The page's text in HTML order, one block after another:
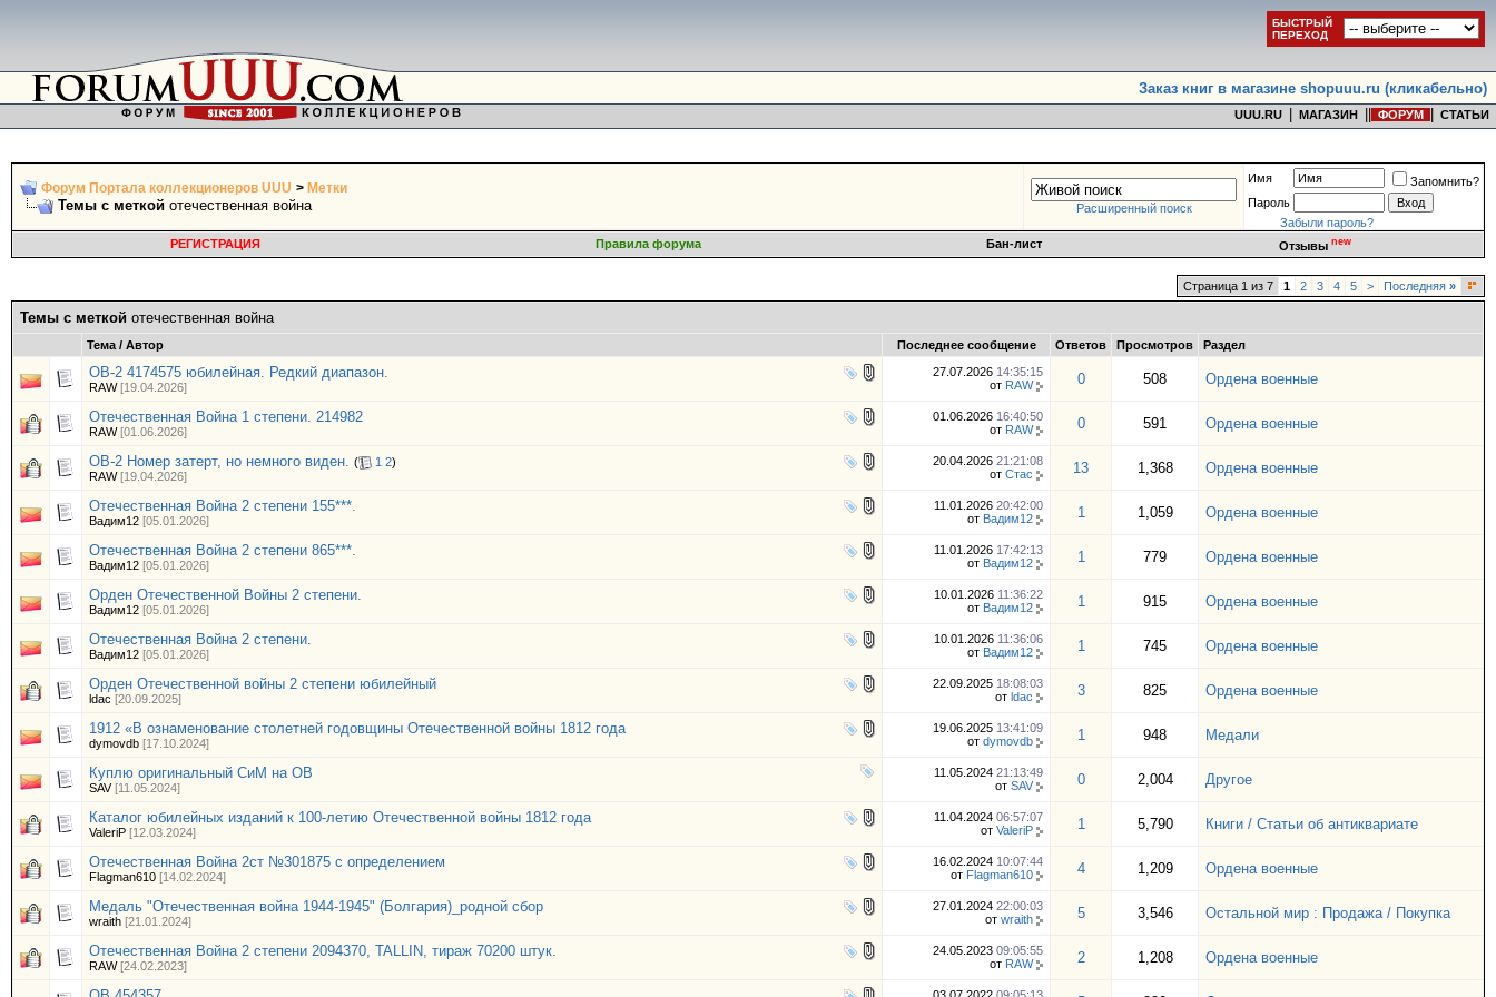
БЫСТРЫЙ
ПЕРЕХОД
Заказ книг в магазине shopuuu.ru (кликабельно)
UUU.RU МАГАЗИН ФОРУМ СТАТЬИ
Форум Портала коллекционеров UUU > Метки
Темы с меткой отечественная война Расширенный поиск
Имя
Запомнить?
Пароль
Забыли пароль?
РЕГИСТРАЦИЯ
Правила форума Бан-лист Отзывы new
Страница 1 из 7 1 2 3 4 5 > Последняя »
Темы с меткой отечественная война
Тема / Автор Последнее сообщение Ответов Просмотров Раздел
ОВ-2 4174575 юбилейная. Редкий диапазон.
RAW [19.04.2026]
27.07.2026 14:35:15
от RAW 0 508 Ордена военные
Отечественная Война 1 степени. 214982
RAW [01.06.2026]
01.06.2026 16:40:50
от RAW 0 591 Ордена военные
ОВ-2 Номер затерт, но немного виден. ( 1 2)
RAW [19.04.2026]
20.04.2026 21:21:08
от Стас 13 1,368 Ордена военные
Отечественная Война 2 степени 155***.
Вадим12 [05.01.2026]
11.01.2026 20:42:00
от Вадим12 1 1,059 Ордена военные
Отечественная Война 2 степени 865***.
Вадим12 [05.01.2026]
11.01.2026 17:42:13
от Вадим12 1 779 Ордена военные
Орден Отечественной Войны 2 степени.
Вадим12 [05.01.2026]
10.01.2026 11:36:22
от Вадим12 1 915 Ордена военные
Отечественная Война 2 степени.
Вадим12 [05.01.2026]
10.01.2026 11:36:06
от Вадим12 1 745 Ордена военные
Орден Отечественной войны 2 степени юбилейный
ldac [20.09.2025]
22.09.2025 18:08:03
от ldac 3 825 Ордена военные
1912 «В ознаменование столетней годовщины Отечественной войны 1812 года
dymovdb [17.10.2024]
19.06.2025 13:41:09
от dymovdb 1 948 Медали
Куплю оригинальный СиМ на ОВ
SAV [11.05.2024]
11.05.2024 21:13:49
от SAV 0 2,004 Другое
Каталог юбилейных изданий к 100-летию Отечественной войны 1812 года
ValeriP [12.03.2024]
11.04.2024 06:57:07
от ValeriP 1 5,790 Книги / Статьи об антиквариате
Отечественная Война 2ст №301875 с определением
Flagman610 [14.02.2024]
16.02.2024 10:07:44
от Flagman610 4 1,209 Ордена военные
Медаль "Отечественная война 1944-1945" (Болгария)_родной сбор
wraith [21.01.2024]
27.01.2024 22:00:03
от wraith 5 3,546 Остальной мир : Продажа / Покупка
Отечественная Война 2 степени 2094370, TALLIN, тираж 70200 штук.
RAW [24.02.2023]
24.05.2023 09:05:55
от RAW 2 1,208 Ордена военные